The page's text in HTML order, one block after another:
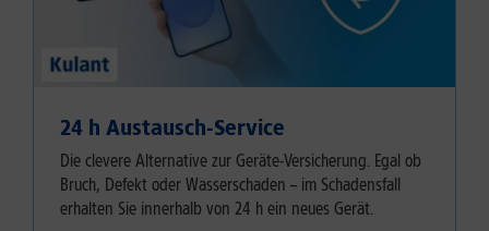
24 h Austausch-Service
Die clevere Alternative zur Geräte-Versicherung. Egal ob
Bruch, Defekt oder Wasserschaden – im Schadensfall
erhalten Sie innerhalb von 24 h ein neues Gerät.